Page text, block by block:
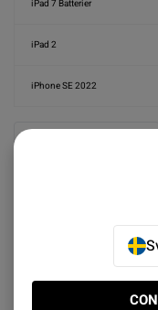
iPad 7 Batterier
iPad 2
iPhone SE 2022